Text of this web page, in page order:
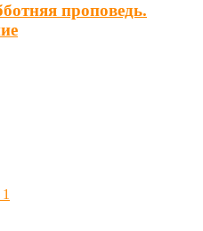
проповедь.
1